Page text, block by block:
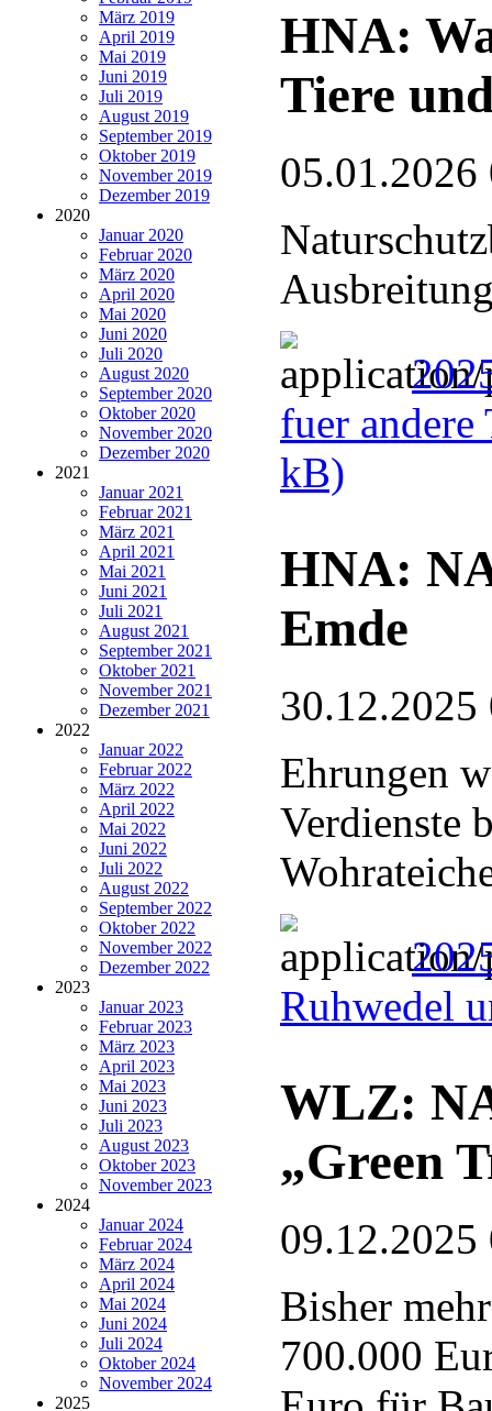
März 2019
April 2019
Mai 2019
Juni 2019
Juli 2019
August 2019
September 2019
Oktober 2019
November 2019
Dezember 2019
2020
Januar 2020
Februar 2020
März 2020
April 2020
Mai 2020
Juni 2020
Juli 2020
August 2020
September 2020
Oktober 2020
November 2020
Dezember 2020
2021
Januar 2021
Februar 2021
März 2021
April 2021
Mai 2021
Juni 2021
Juli 2021
August 2021
September 2021
Oktober 2021
November 2021
Dezember 2021
2022
Januar 2022
Februar 2022
März 2022
April 2022
Mai 2022
Juni 2022
Juli 2022
August 2022
September 2022
Oktober 2022
November 2022
Dezember 2022
2023
Januar 2023
Februar 2023
März 2023
April 2023
Mai 2023
Juni 2023
Juli 2023
August 2023
Oktober 2023
November 2023
2024
Januar 2024
Februar 2024
März 2024
April 2024
Mai 2024
Juni 2024
Juli 2024
Oktober 2024
November 2024
2025
HNA:
Tiere
05.01.2026
fuer
kB)
HNA:
Emde
30.12.2025
Ehrungen
Verdienste
Ruhwedel
WLZ:
„Green
09.12.2025
Bisher
700.000